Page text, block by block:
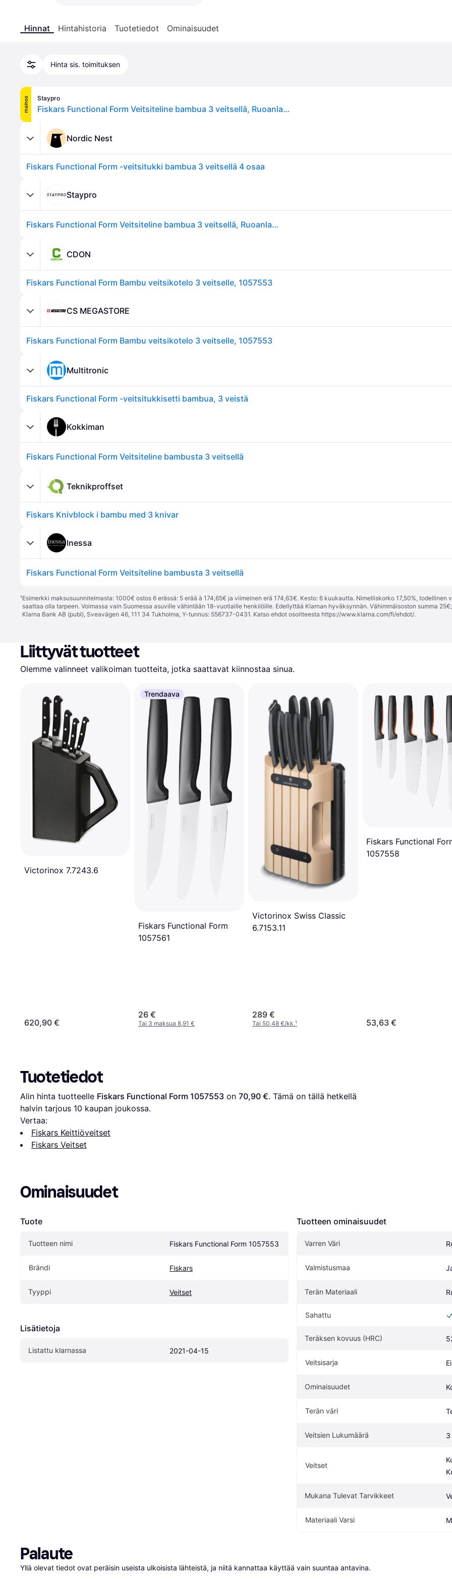
Hinnat Hintahistoria Tuotetiedot Ominaisuudet
Hinta sis. toimituksen
mainos Staypro
Fiskars Functional Form Veitsiteline bambua 3 veitsellä, Ruoanlaitto & grillit
Nordic Nest
Fiskars Functional Form -veitsitukki bambua 3 veitsellä 4 osaa
Staypro
Fiskars Functional Form Veitsiteline bambua 3 veitsellä, Ruoanlaitto & grillit
CDON
Fiskars Functional Form Bambu veitsikotelo 3 veitselle, 1057553
CS MEGASTORE
Fiskars Functional Form Bambu veitsikotelo 3 veitselle, 1057553
Multitronic
Fiskars Functional Form -veitsitukkisetti bambua, 3 veistä
Kokkiman
Fiskars Functional Form Veitsiteline bambusta 3 veitsellä
Teknikproffset
Fiskars Knivblock i bambu med 3 knivar
Inessa
Fiskars Functional Form Veitsiteline bambusta 3 veitsellä
¹Esimerkki maksusuunnitelmasta: 1000€ ostos 6 erässä: 5 erää à 174,65€ ja viimeinen erä 174,63€. Kesto: 6 kuukautta. Nimelliskorko 17,50%,
saattaa olla tarpeen. Voimassa vain Suomessa asuville vähintään 18-vuotiaille henkilöille. Edellyttää Klarnan hyväksynnän. Vähimmäisoston summa
Klarna Bank AB (publ), Sveavägen 46, 111 34 Tukholma, Y-tunnus: 556737-0431. Katso ehdot osoitteesta https://www.klarna.com/fi/ehdot/.
Liittyvät tuotteet
Olemme valinneet valikoiman tuotteita, jotka saattavat kiinnostaa sinua.
Victorinox 7.7243.6
620,90 €
Trendaava
Fiskars Functional Form
1057561
26 €
Tai 3 maksua 8,91 €
Victorinox Swiss Classic
6.7153.11
289 €
Tai 50,48 €/kk.¹
Fiskars Functional
1057558
53,63 €
Tuotetiedot
Alin hinta tuotteelle Fiskars Functional Form 1057553 on 70,90 €. Tämä on tällä hetkellä
halvin tarjous 10 kaupan joukossa.
Vertaa:
Fiskars Keittiöveitset
Fiskars Veitset
Ominaisuudet
Tuote
Tuotteen nimi Fiskars Functional Form 1057553
Brändi Fiskars
Tyyppi Veitset
Lisätietoja
Listattu klarnassa 2021-04-15
Tuotteen ominaisuudet
Varren Väri
Valmistusmaa
Terän Materiaali
Sahattu
Teräksen kovuus (HRC)
Veitsisarja
Ominaisuudet
Terän väri
Veitsien Lukumäärä 3
Veitset
Mukana Tulevat Tarvikkeet
Materiaali Varsi
Palaute
Yllä olevat tiedot ovat peräisin useista ulkoisista lähteistä, ja niitä kannattaa käyttää vain suuntaa antavina.